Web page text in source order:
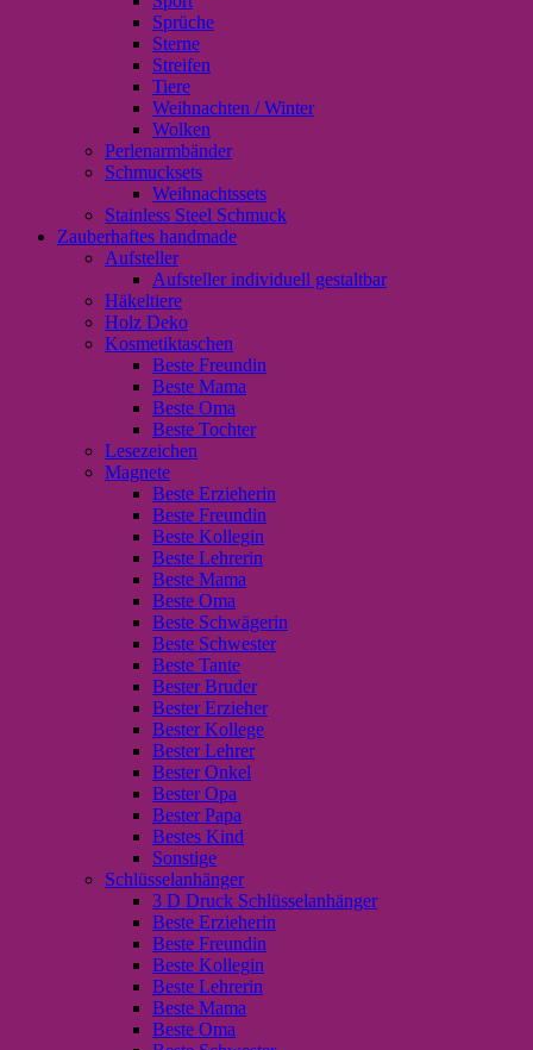
Sprüche
Sterne
Streifen
Tiere
Weihnachten / Winter
Wolken
Perlenarmbänder
Schmucksets
Weihnachtssets
Stainless Steel Schmuck
Zauberhaftes handmade
Aufsteller
Aufsteller individuell gestaltbar
Häkeltiere
Holz Deko
Kosmetiktaschen
Beste Freundin
Beste Mama
Beste Oma
Beste Tochter
Lesezeichen
Magnete
Beste Erzieherin
Beste Freundin
Beste Kollegin
Beste Lehrerin
Beste Mama
Beste Oma
Beste Schwägerin
Beste Schwester
Beste Tante
Bester Bruder
Bester Erzieher
Bester Kollege
Bester Lehrer
Bester Onkel
Bester Opa
Bester Papa
Bestes Kind
Sonstige
Schlüsselanhänger
3 D Druck Schlüsselanhänger
Beste Erzieherin
Beste Freundin
Beste Kollegin
Beste Lehrerin
Beste Mama
Beste Oma